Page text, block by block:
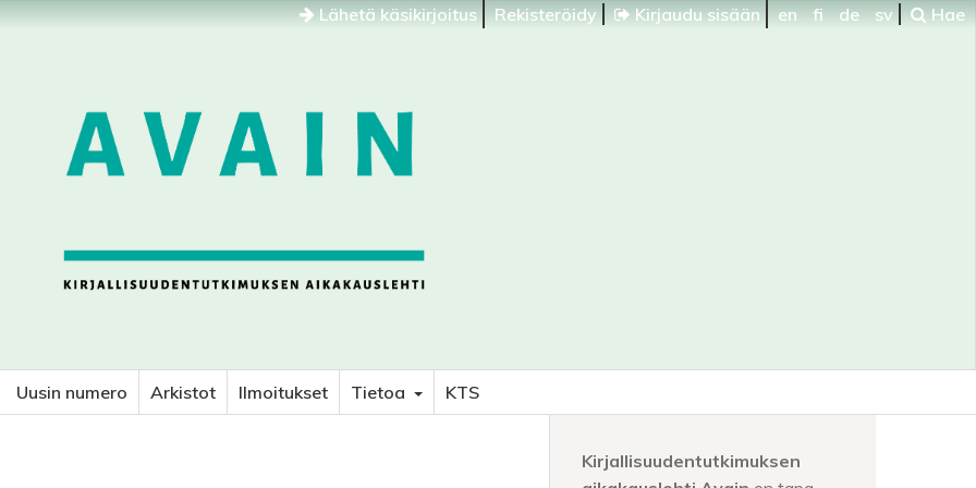
Lähetä käsikirjoitus Rekisteröidy Kirjaudu sisään en fi de sv Hae
Uusin numero Arkistot Ilmoitukset Tietoa KTS
Kirjallisuudentutkimuksen